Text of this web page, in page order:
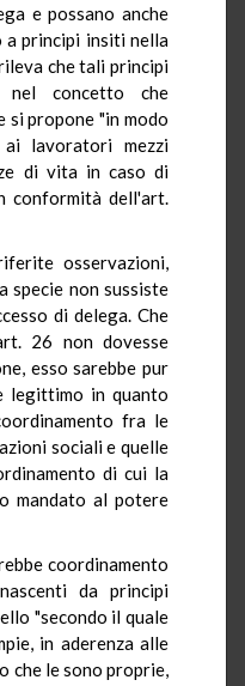
e possano anche
principi insiti nella
che tali principi
nel concetto che
si propone "in modo
lavoratori mezzi
di vita in caso di
conformità dell'art.
osservazioni,
specie non sussiste
di delega. Che
26 non dovesse
esso sarebbe pur
legittimo in quanto
fra le
sociali e quelle
di cui la
mandato al potere
coordinamento
da principi
"secondo il quale
in aderenza alle
che le sono proprie,